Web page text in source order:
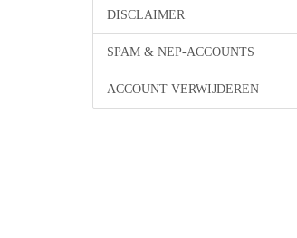
DISCLAIMER
SPAM & NEP-ACCOUNTS
ACCOUNT VERWIJDEREN